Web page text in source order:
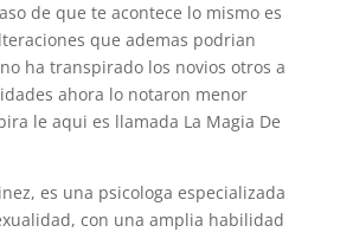
de que te acontece lo mismo es
que ademas podrian
ha transpirado los novios otros a
ahora lo notaron menor
le aqui­ es llamada La Magia De
es una psicologa especializada
con una amplia habilidad